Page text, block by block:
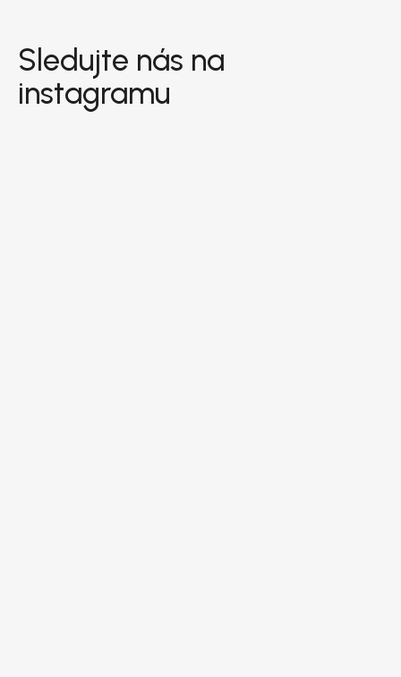
Sledujte nás na
instagramu